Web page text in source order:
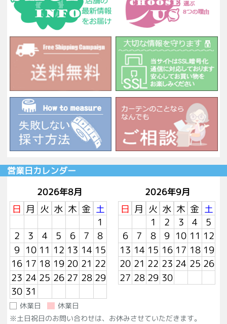
営業日カレンダー
2026年8月
日 月 火 水 木 金 土
1
2
3 4 5 6 7
8
9 10 11 12 13 14 15
16 17 18 19 20 21 22
23 24 25 26 27 28 29
30 31
2026年9月
日 月 火 水 木 金 土
1
2 3 4
5
6
7 8 9 10 11 12
13 14 15 16 17 18 19
20 21 22 23 24 25 26
27 28 29 30
休業日
休業日
※土日祝日のお問い合わせは、お休みさせていただきます。